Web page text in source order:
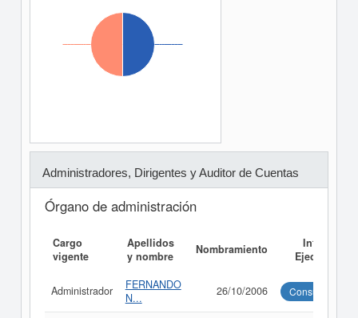
Administradores, Dirigentes y Auditor de Cuentas
Órgano de administración
Cargo
vigente
Apellidos
y nombre
Nombramiento
Informe
Ejecutivo
Administrador
FERNANDO
N...
26/10/2006 Consultar